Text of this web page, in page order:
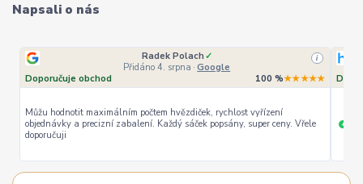
Napsali o nás
Radek Polach ✓
Přidáno 4. srpna · Google
i
Doporučuje obchod 100 %★★★★★
Můžu hodnotit maximálním počtem hvězdiček, rychlost vyřízení
objednávky a precizní zabalení. Každý sáček popsány, super ceny. Vřele
doporučuji
+